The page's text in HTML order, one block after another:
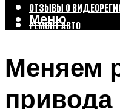
ОТЗЫВЫ О
РЕМОНТ АВТО
Меню
Меняем
привода